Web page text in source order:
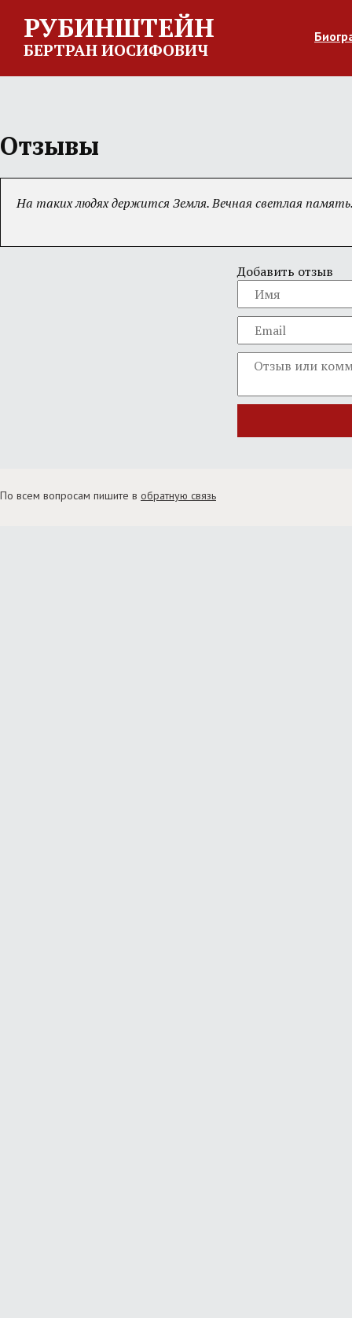
РУБИНШТЕЙН
БЕРТРАН ИОСИФОВИЧ
Отзывы
На таких людях держится Земля. Вечная светлая
Добавить отзыв
По всем вопросам пишите в обратную связь